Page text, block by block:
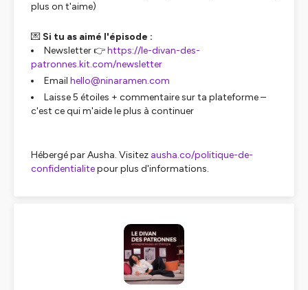
plus on t'aime)
💌 Si tu as aimé l'épisode :
Newsletter 👉https://le-divan-des-
patronnes.kit.com/newsletter
Email hello@ninaramen.com
Laisse 5 étoiles + commentaire sur ta plateforme –
c'est ce qui m'aide le plus à continuer
Hébergé par Ausha. Visitez ausha.co/politique-de-
confidentialitepour plus d'informations.